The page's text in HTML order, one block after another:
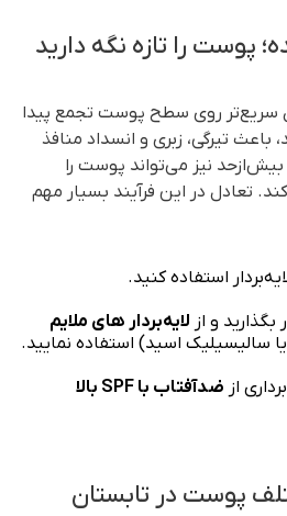
پوست را تازه نگه دارید
سریع‌تر روی سطح پوست تجمع پیدا
باعث تیرگی، زبری و انسداد منافذ
بیش‌از‌حد نیز می‌تواند پوست را
تعادل در این فرآیند بسیار مهم
استفاده کنید.
بگذارید و از لایه‌بردار های ملایم
سالیسیلیک اسید) استفاده نمایید.
از ضدآفتاب با SPF بالا
پوست در تابستان